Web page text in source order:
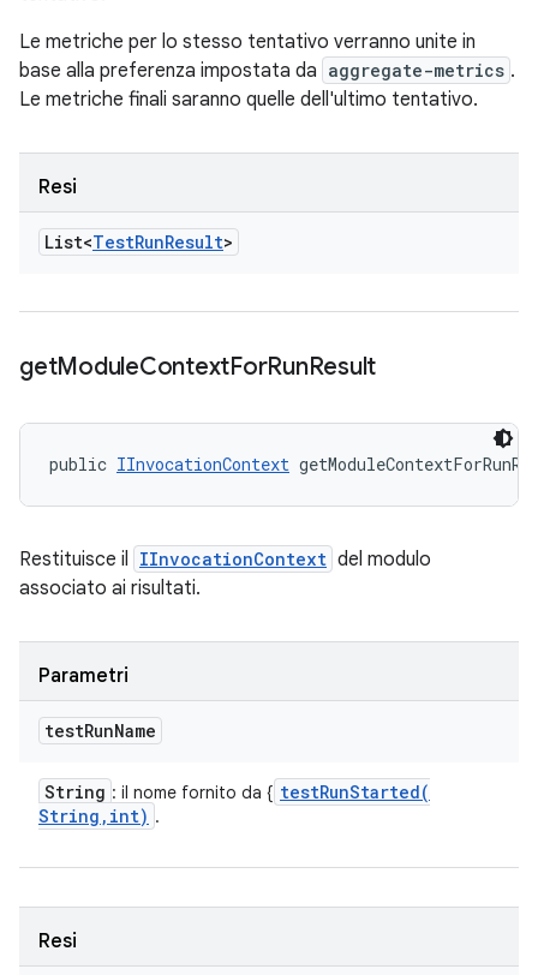
Le metriche per lo stesso tentativo verranno unite in
base alla preferenza impostata da aggregate-metrics .
Le metriche finali saranno quelle dell'ultimo tentativo.
Resi
List<TestRunResult>
getModuleContextForRunResult
public IInvocationContext
Restituisce il IInvocationContext del modulo
associato ai risultati.
Parametri
testRunName
String : il nome fornito da { testRunStarted(
String , int) .
Resi